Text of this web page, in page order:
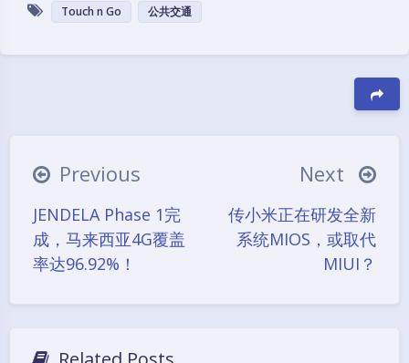
Black Mode
Touch n Go 公共交通
Previous
JENDELA Phase 1完
成，马来西亚4G覆盖
率达96.92%！
Next
传小米正在研发全新
系统MIOS，或取代
MIUI？